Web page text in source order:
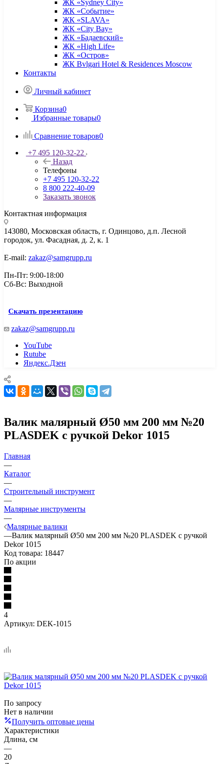
ЖК «Sydney City»
ЖК «Событие»
ЖК «SLAVA»
ЖК «City Bay»
ЖК «Бадаевский»
ЖК «High Life»
ЖК «Остров»
ЖК Bvlgari Hotel & Residences Moscow
Контакты
Личный кабинет
Корзина0
Избранные товары0
Сравнение товаров0
+7 495 120-32-22
Назад
Телефоны
+7 495 120-32-22
8 800 222-40-09
Заказать звонок
Контактная информация
143080, Mосковская область, г. Одинцово, д.п. Лесной
городок, ул. Фасадная, д. 2, к. 1
E-mail: zakaz@samgrupp.ru
Пн-Пт: 9:00-18:00
Сб-Вс: Выходной
Скачать презентацию
zakaz@samgrupp.ru
YouTube
Rutube
Яндекс.Дзен
Валик малярный Ø50 мм 200 мм №20
PLASDEK с ручкой Dekor 1015
Главная
—
Каталог
—
Строительный инструмент
—
Малярные инструменты
—
Малярные валики
—Валик малярный Ø50 мм 200 мм №20 PLASDEK с ручкой
Dekor 1015
Код товара: 18447
По акции
4
Артикул: DEK-1015
По запросу
Нет в наличии
Получить оптовые цены
Характеристики
Длина, см
—
20